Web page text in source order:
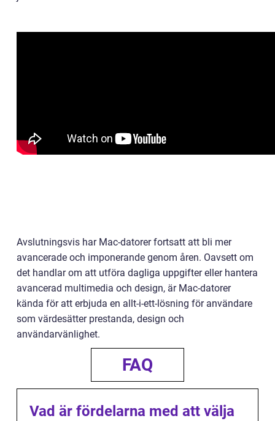
Avslutningsvis har Mac-datorer fortsatt att bli mer
avancerade och imponerande genom åren. Oavsett om
det handlar om att utföra dagliga uppgifter eller hantera
avancerad multimedia och design, är Mac-datorer
kända för att erbjuda en allt-i-ett-lösning för användare
som värdesätter prestanda, design och
användarvänlighet.
FAQ
Vad är fördelarna med att välja